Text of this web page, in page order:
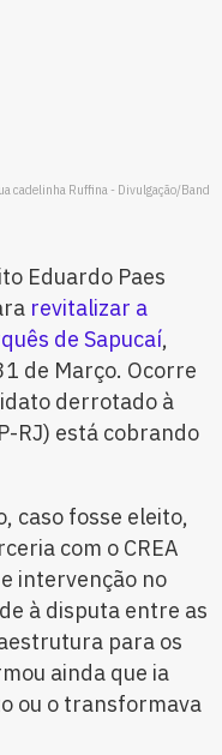
cadelinha Ruffina - Divulgação/Band
Eduardo Paes
revitalizar a
de Sapucaí,
de Março. Ocorre
derrotado à
RJ) está cobrando
caso fosse eleito,
com o CREA
intervenção no
à disputa entre as
para os
ainda que ia
ou o transformava